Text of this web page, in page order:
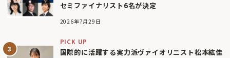
セミファイナリスト6名が決定
2026年7月29日
PICK UP
国際的に活躍する実力派ヴァイオリニスト松本紘佳